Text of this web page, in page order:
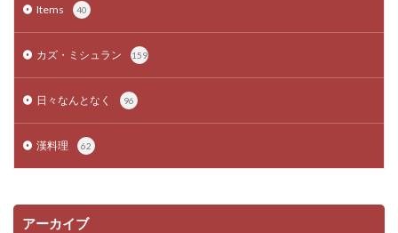
Items 40
カズ・ミシュラン 159
日々なんとなく 96
漢料理 62
アーカイブ